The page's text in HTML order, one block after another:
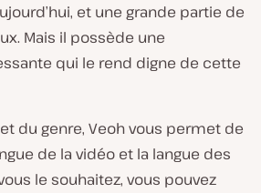
et une grande partie de
Mais il possède une
qui le rend digne de cette
du genre, Veoh vous permet de
de la vidéo et la langue des
le souhaitez, vous pouvez